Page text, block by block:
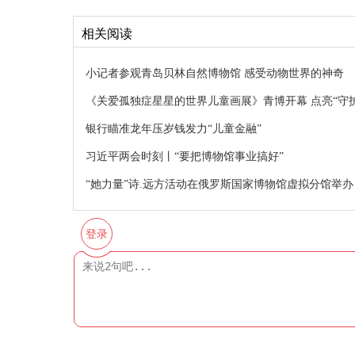
相关阅读
小记者参观青岛贝林自然博物馆 感受动物世界的神奇
《关爱孤独症星星的世界儿童画展》青博开幕 点亮“守
银行瞄准龙年压岁钱发力“儿童金融”
习近平两会时刻丨“要把博物馆事业搞好”
​“她力量”诗.远方活动在俄罗斯国家博物馆虚拟分馆举办
登录